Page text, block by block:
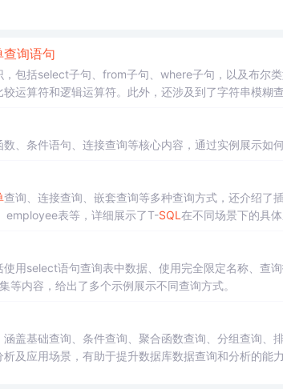
查询语句
，包括select子句、from子句、where子句，以及布尔
运算符和逻辑运算符。此外，还涉及到了字符串模糊
数、条件语句、连接查询等核心内容，通过实例展示如
查询、连接查询、嵌套查询等多种查询方式，还介绍了
employee表等，详细展示了T-SQL 在不同场景下的具体
使用select语句查询表中数据、使用完全限定名称、查
内容，给出了多个示例展示不同查询方式。
涵盖基础查询、条件查询、聚合函数查询、分组查询、
及应用场景，有助于提升数据库数据查询和分析的能力